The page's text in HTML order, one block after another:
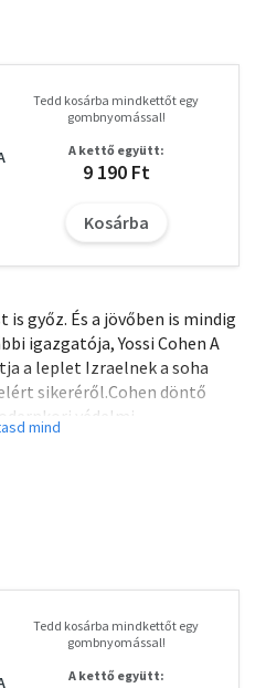
Tedd kosárba mindkettőt egy
gombnyomással!
A kettő együtt:
9 190 Ft
Kosárba
győz. És a jövőben is mindig
igazgatója, Yossi Cohen A
a leplet Izraelnek a soha
sikeréről.Cohen döntő
védelmi
Személyes történetekkel
hatalomként minek
jövő vár Gázára és a
fizetni azért, ha valaki a
hibákat követnek el a
Közel-Kelettel
Tedd kosárba mindkettőt egy
gombnyomással!
A kettő együtt: